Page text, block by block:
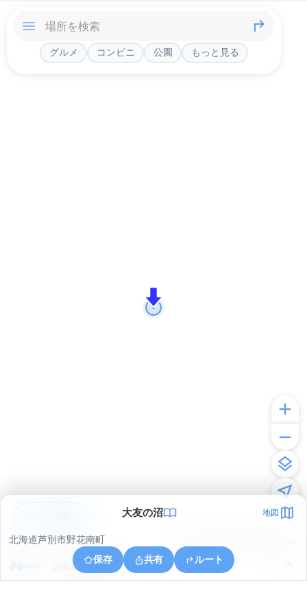
グルメ コンビニ 公園 もっと見る
大友の沼 地図
北海道芦別市野花南町
保存
共有 ルート
北海道芦別市幌内